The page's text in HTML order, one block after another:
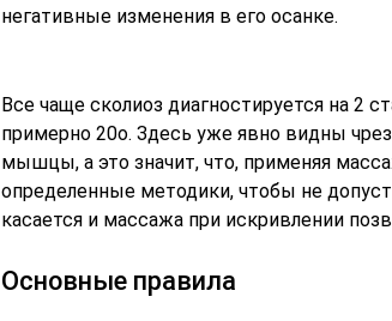
негативные изменения в его осанке.
Все чаще сколиоз диагностируется на 2
примерно 20о. Здесь уже явно видны
мышцы, а это значит, что, применяя
определенные методики, чтобы не
касается и массажа при искривлении
Основные правила